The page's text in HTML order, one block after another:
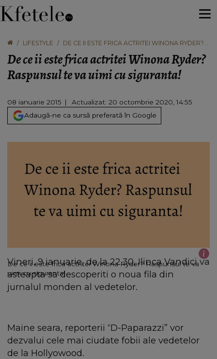
LIFESTYLE
DE CE II ESTE FRICA ACTRITEI WINONA RYDER?
De ce ii este frica actritei Winona Ryder?
Raspunsul te va uimi cu siguranta!
08 ianuarie 2015
Actualizat: 20 octombrie 2020, 14:55
Adaugă-ne ca sursă preferată în Google
De ce ii este frica actritei Winona Ryder? Raspunsul te va
uimi cu siguranta!
Vineri, 9 ianuarie, de la 22.30, Ilinca Vandici va
asteapta sa descoperiti o noua fila din
jurnalul monden al vedetelor.
Maine seara, reporterii “D-Paparazzi” vor
dezvalui cele mai ciudate fobii ale vedetelor
de la Hollyowood.